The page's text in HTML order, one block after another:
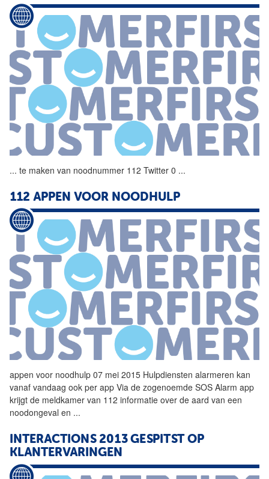
... te maken van noodnummer 112 Twitter 0 ...
112 APPEN VOOR NOODHULP
appen voor noodhulp 07 mei 2015 Hulpdiensten alarmeren kan
vanaf vandaag ook per app Via de zogenoemde SOS Alarm app
krijgt de meldkamer van 112 informatie over de aard van een
noodongeval en ...
INTERACTIONS 2013 GESPITST OP
KLANTERVARINGEN